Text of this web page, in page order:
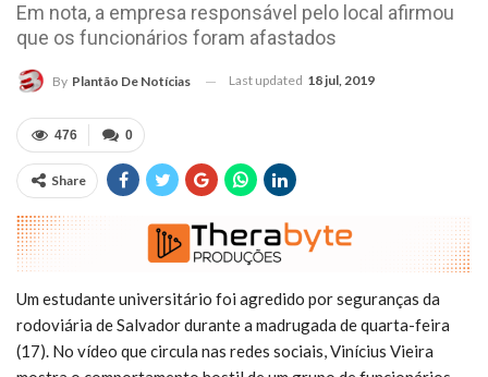
Em nota, a empresa responsável pelo local afirmou
que os funcionários foram afastados
By Plantão De Notícias Last updated 18 jul, 2019
0
476
Share
Um estudante universitário foi agredido por seguranças da
rodoviária de Salvador durante a madrugada de quarta-feira
(17). No vídeo que circula nas redes sociais, Vinícius Vieira